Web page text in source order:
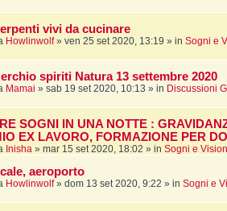
vivi da cucinare
Howlinwolf» ven 25 set 2020, 13:19 » in Sogni e
spiriti Natura 13 settembre 2020
Mamai » sab 19 set 2020, 10:13 » in Discussioni
SOGNI IN UNA NOTTE :
EX LAVORO, FORMAZIONE PER
Inisha » mar 15 set 2020, 18:02 » in Sogni e
aeroporto
Howlinwolf» dom 13 set 2020, 9:22 » in Sogni e